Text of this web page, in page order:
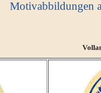
Motivabbildungen